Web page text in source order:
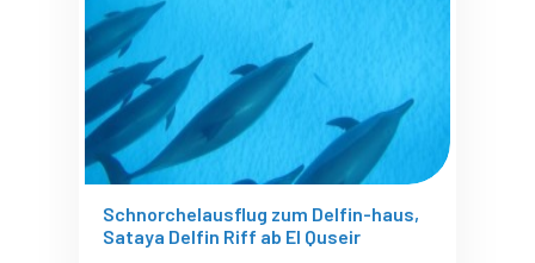
Schnorchelausflug zum Delfin-haus,
Sataya Delfin Riff ab El Quseir